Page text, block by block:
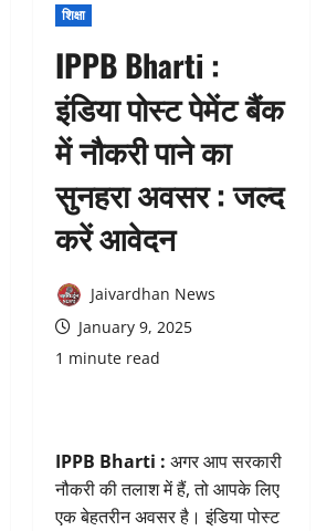
शिक्षा
IPPB Bharti :
इंडिया पोस्ट पेमेंट बैंक
में नौकरी पाने का
सुनहरा अवसर : जल्द
करें आवेदन
Jaivardhan News
January 9, 2025
1 minute read
IPPB Bharti : अगर आप सरकारी
नौकरी की तलाश में हैं, तो आपके लिए
एक बेहतरीन अवसर है। इंडिया पोस्ट